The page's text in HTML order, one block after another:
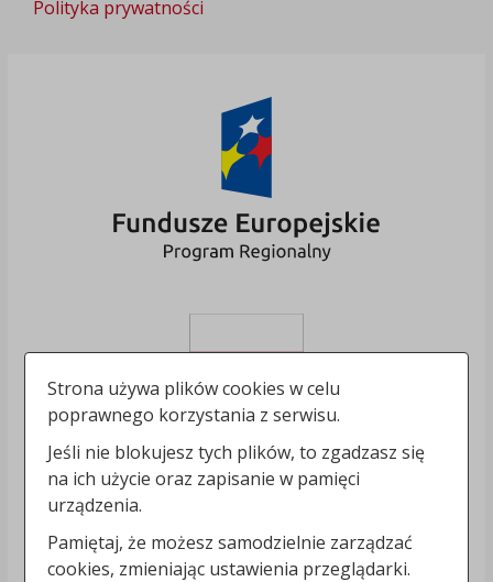
Polityka prywatności
Strona używa plików cookies w celu
poprawnego korzystania z serwisu.
Jeśli nie blokujesz tych plików, to zgadzasz się
na ich użycie oraz zapisanie w pamięci
urządzenia.
Pamiętaj, że możesz samodzielnie zarządzać
cookies, zmieniając ustawienia przeglądarki.